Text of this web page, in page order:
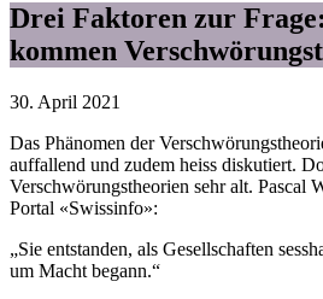
Drei Faktoren zur
kommen
30. April 2021
Das Phänomen der
auffallend und zudem heiss diskutiert.
Verschwörungstheorien sehr alt. Pascal
Portal «Swissinfo»:
„Sie entstanden, als Gesellschaften
um Macht begann.“